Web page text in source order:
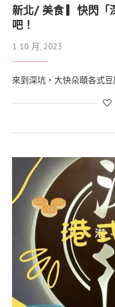
新北/ 美食 ▎快閃「
吧！
1 10 月, 2023
來到深坑，大快朵頤各式